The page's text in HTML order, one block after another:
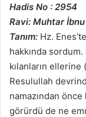
Hadis No : 2954
Ravi: Muhtar
Tanım: Hz.
hakkında
kılanların
Resulullah
namazından
görürdü de ne